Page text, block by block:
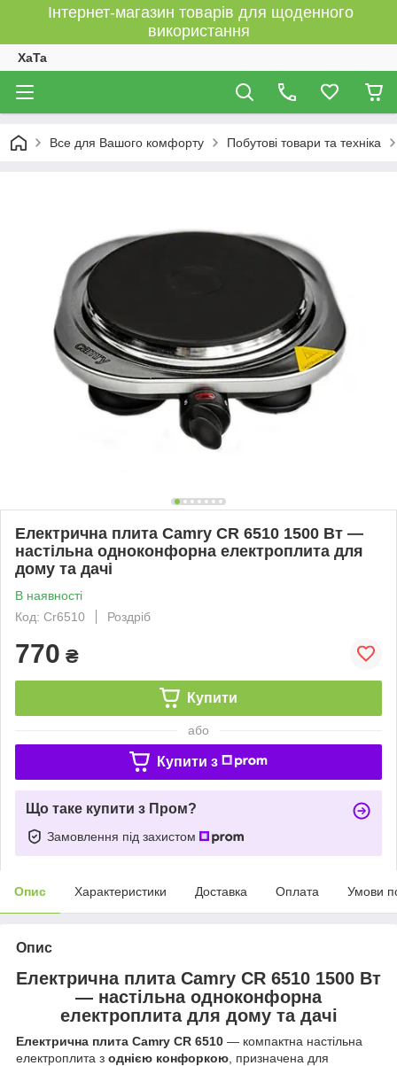
Інтернет-магазин товарів для щоденного
використання
XaTa
Все для Вашого комфорту Побутові товари та техніка
Електрична плита Camry CR 6510 1500 Вт —
настільна одноконфорна електроплита для
дому та дачі
В наявності
Код: Cr6510
Роздріб
770 ₴
Купити
або
Купити з
Що таке купити з Пром?
Замовлення під захистом
Опис Характеристики Доставка Оплата Умови
Опис
Електрична плита Camry CR 6510 1500 Вт
— настільна одноконфорна
електроплита для дому та дачі
Електрична плита Camry CR 6510 — компактна настільна
електроплита з однією конфоркою , призначена для